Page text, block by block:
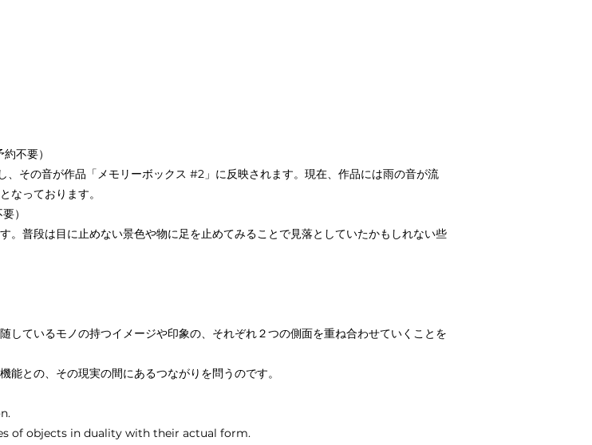
不要）
その音が作品「メモリーボックス #2」に反映されます。現在、作品には雨の音が流
なっております。
）
。普段は目に止めない景色や物に足を止めてみることで見落としていたかもしれない些
しているモノの持つイメージや印象の、それぞれ２つの側面を重ね合わせていくことを
との、その現実の間にあるつながりを問うのです。
of objects in duality with their actual form.